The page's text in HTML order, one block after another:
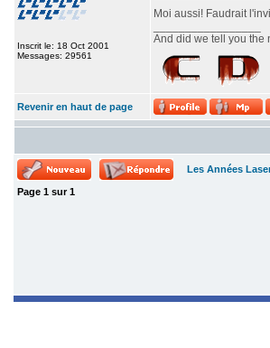
Inscrit le: 18 Oct 2001
Messages: 29561
Moi aussi! Faudrait
And did we tell you the
Revenir en haut de page
Les Années
Page 1 sur1